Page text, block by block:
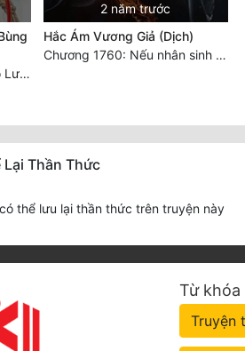
Chương 2657: Tiên Vốn Vô Lương (15). HẾT.
2 năm trước
Hắc Ám Vương Giả (Dịch)
Chương 1760: Nếu nhân sinh như lần đầu gặp gỡ
Thần Thức
thể lưu lại thần thức trên truyện này
Từ khóa
Truyện